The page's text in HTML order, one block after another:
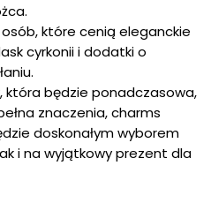
które cenią eleganckie
cyrkonii i dodatki o
która będzie ponadczasowa,
znaczenia, charms
doskonałym wyborem
i na wyjątkowy prezent dla